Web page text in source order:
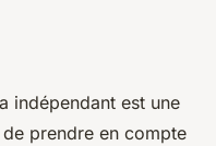
indépendant est une
prendre en compte